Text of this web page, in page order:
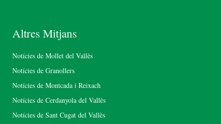
Altres Mitjans
Notícies de Mollet del Vallès
Notícies de Granollers
Notícies de Montcada i Reixach
Notícies de Cerdanyola del Vallès
Notícies de Sant Cugat del Vallès